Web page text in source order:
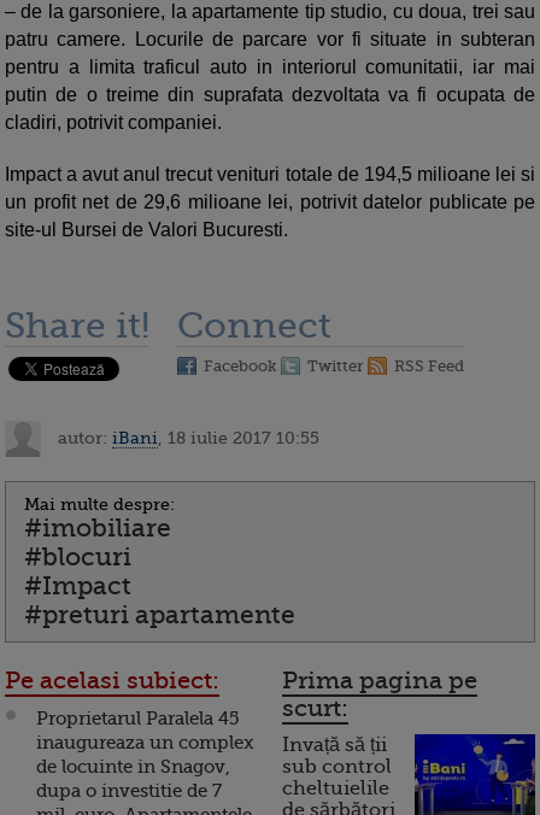
– de la garsoniere, la apartamente tip studio, cu doua, trei sau
patru camere. Locurile de parcare vor fi situate in subteran
pentru a limita traficul auto in interiorul comunitatii, iar mai
putin de o treime din suprafata dezvoltata va fi ocupata de
cladiri, potrivit companiei.
Impact a avut anul trecut venituri totale de 194,5 milioane lei si
un profit net de 29,6 milioane lei, potrivit datelor publicate pe
site-ul Bursei de Valori Bucuresti.
Share it! Connect
Facebook Twitter RSS Feed
autor: iBani , 18 iulie 2017 10:55
Mai multe despre:
#imobiliare
#blocuri
#Impact
#preturi apartamente
Pe acelasi subiect:
Proprietarul Paralela 45
inaugureaza un complex
de locuinte in Snagov,
dupa o investitie de 7
Prima pagina pe
scurt:
Invață să ții
sub control
cheltuielile
de sărbători.